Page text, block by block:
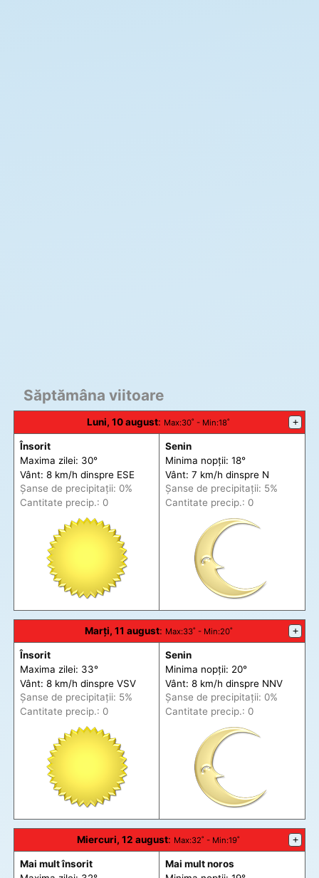
Săptămâna viitoare
Luni, 10 august: Max:30˚ - Min:18˚ +
Însorit
Maxima zilei: 30°
Vânt: 8 km/h dinspre ESE
Șanse de precipitații: 0%
Cantitate precip.: 0
Senin
Minima nopții: 18°
Vânt: 7 km/h dinspre N
Șanse de precipitații: 5%
Cantitate precip.: 0
Marți, 11 august: Max:33˚ - Min:20˚ +
Însorit
Maxima zilei: 33°
Vânt: 8 km/h dinspre VSV
Șanse de precipitații: 5%
Cantitate precip.: 0
Senin
Minima nopții: 20°
Vânt: 8 km/h dinspre NNV
Șanse de precipitații: 0%
Cantitate precip.: 0
Miercuri, 12 august: Max:32˚ - Min:19˚ +
Mai mult însorit
Mai mult noros